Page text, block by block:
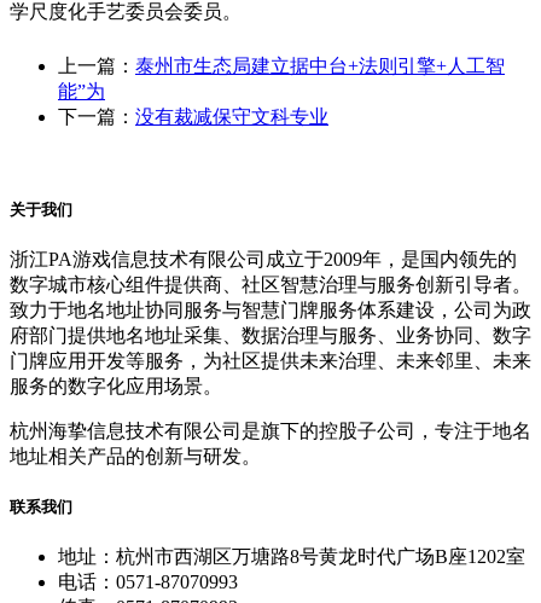
学尺度化手艺委员会委员。
上一篇： 泰州市生态局建立据中台+法则引擎+人工智
能”为
下一篇： 没有裁减保守文科专业
关于我们
浙江PA游戏信息技术有限公司成立于2009年，是国内领先的
数字城市核心组件提供商、社区智慧治理与服务创新引导者。
致力于地名地址协同服务与智慧门牌服务体系建设，公司为政
府部门提供地名地址采集、数据治理与服务、业务协同、数字
门牌应用开发等服务，为社区提供未来治理、未来邻里、未来
服务的数字化应用场景。
杭州海挚信息技术有限公司是旗下的控股子公司，专注于地名
地址相关产品的创新与研发。
联系我们
地址：杭州市西湖区万塘路8号黄龙时代广场B座1202室
电话：0571-87070993